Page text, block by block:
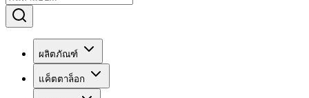
ผลิตภัณฑ์
แค็ตตาล็อก